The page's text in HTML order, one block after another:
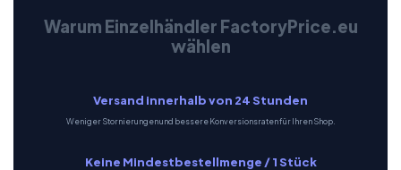
Warum Einzelhändler FactoryPrice.eu
wählen
Versand innerhalb von 24 Stunden
Weniger Stornierungen und bessere Konversionsraten für Ihren Shop.
Keine Mindestbestellmenge / 1 Stück